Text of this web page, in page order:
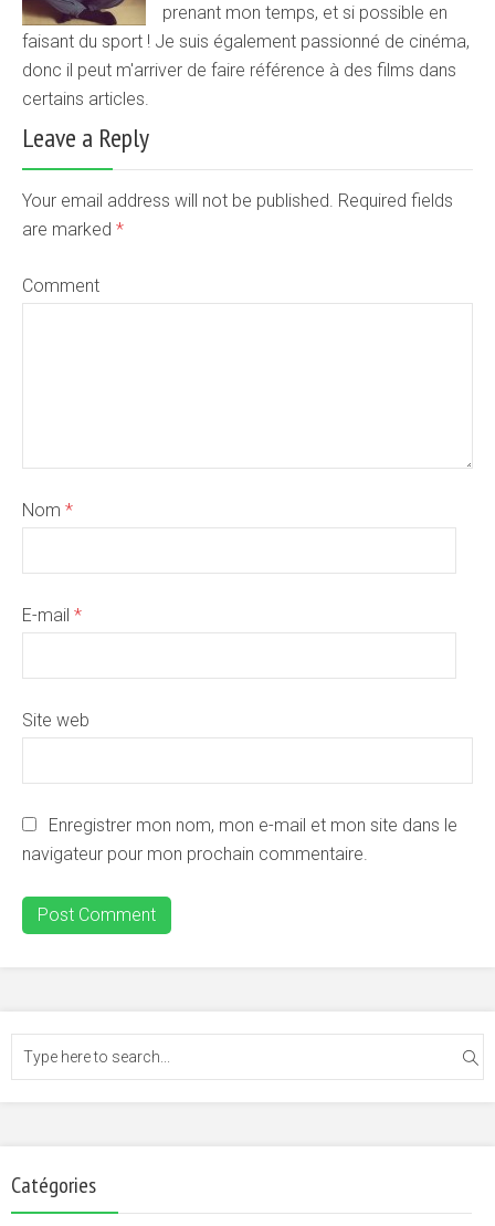
prenant mon temps, et si possible en
faisant du sport ! Je suis également passionné de cinéma,
donc il peut m'arriver de faire référence à des films dans
certains articles.
Leave a Reply
Your email address will not be published. Required fields
are marked *
Comment
Nom *
E-mail *
Site web
Enregistrer mon nom, mon e-mail et mon site dans le
navigateur pour mon prochain commentaire.
Catégories